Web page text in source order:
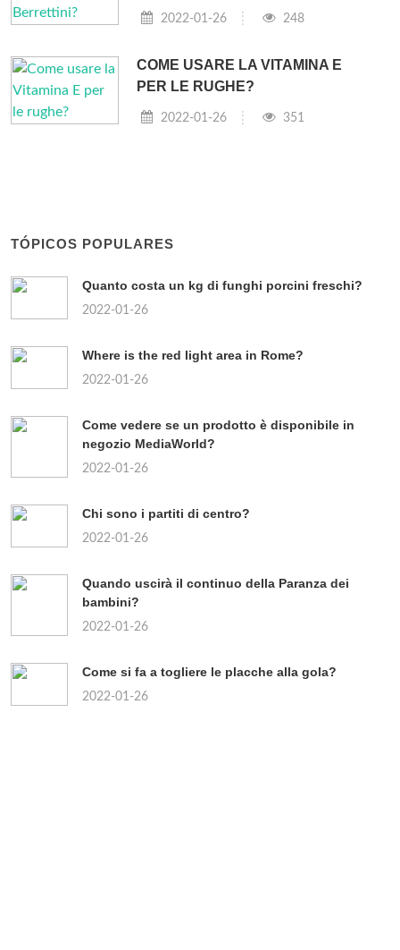
2022-01-26 248
COME USARE LA VITAMINA E
PER LE RUGHE?
2022-01-26 351
TÓPICOS POPULARES
Quanto costa un kg di funghi porcini freschi?
2022-01-26
Where is the red light area in Rome?
2022-01-26
Come vedere se un prodotto è disponibile in
negozio MediaWorld?
2022-01-26
Chi sono i partiti di centro?
2022-01-26
Quando uscirà il continuo della Paranza dei
bambini?
2022-01-26
Come si fa a togliere le placche alla gola?
2022-01-26